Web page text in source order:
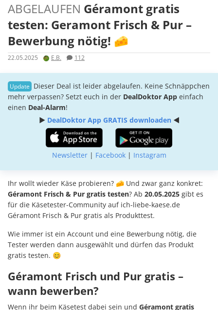
ABGELAUFEN Géramont gratis
testen: Geramont Frisch & Pur –
Bewerbung nötig! 🧀
22.05.2025 E.B. 112
Dieser Deal ist leider abgelaufen. Keine Schnäppchen
mehr verpassen? Setzt euch in der DealDoktor App einfach
einen Deal-Alarm!
► DealDoktor App GRATIS downloaden◄
Newsletter| Facebook| Instagram
Ihr wollt wieder Käse probieren? 🧀 Und zwar ganz konkret:
Géramont Frisch & Pur gratis testen? Ab 20.05.2025 gibt es
für die Käsetester-Community auf ich-liebe-kaese.de
Géramont Frisch & Pur gratis als Produkttest.
Wie immer ist ein Account und eine Bewerbung nötig, die
Tester werden dann ausgewählt und dürfen das Produkt
gratis testen. 😊
Géramont Frisch und Pur gratis –
wann bewerben?
Wenn ihr beim Käsetest dabei sein und Géramont gratis